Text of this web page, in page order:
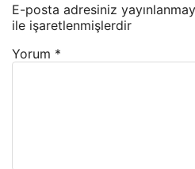
E-posta adresiniz
ile işaretlenmişlerdir
Yorum *